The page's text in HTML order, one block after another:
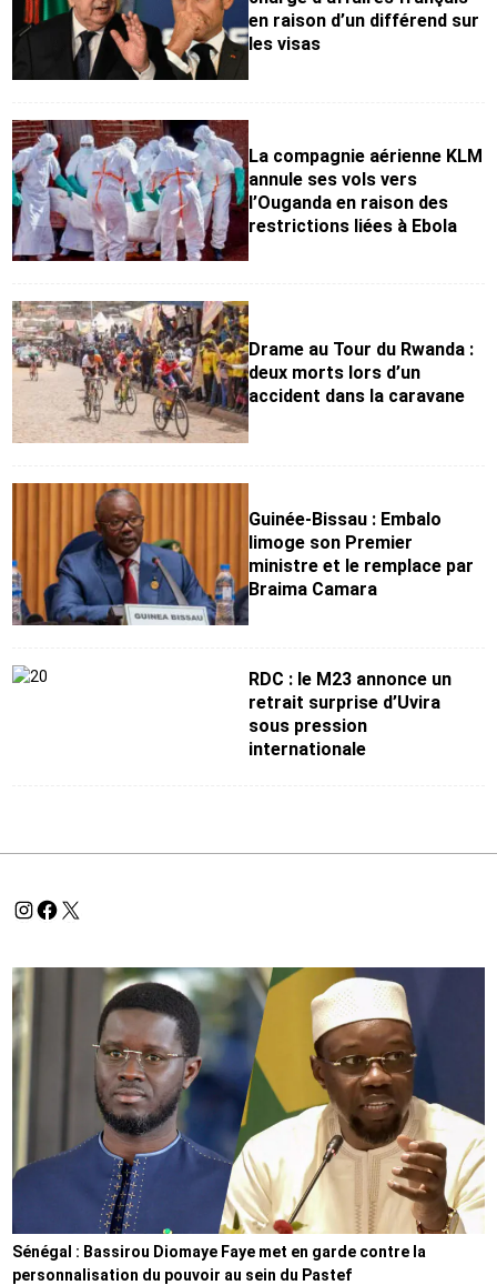
en raison d’un différend sur
les visas
La compagnie aérienne KLM
annule ses vols vers
l’Ouganda en raison des
restrictions liées à Ebola
Drame au Tour du Rwanda :
deux morts lors d’un
accident dans la caravane
Guinée-Bissau : Embalo
limoge son Premier
ministre et le remplace par
Braima Camara
RDC : le M23 annonce un
retrait surprise d’Uvira
sous pression
internationale
Sénégal : Bassirou Diomaye Faye met en garde contre la
personnalisation du pouvoir au sein du Pastef